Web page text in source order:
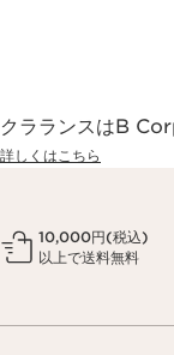
クラランスはB
詳しくはこちら
10,000円(税込)
以上で送料無料